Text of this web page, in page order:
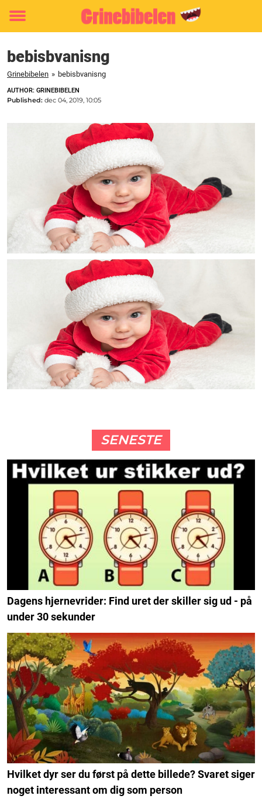
Toggle
bebisbvanisng
Grinebibelen » bebisbvanisng
AUTHOR: GRINEBIBELEN
Published: dec 04, 2019, 10:05
SENESTE
Dagens hjernevrider: Find uret der skiller sig ud - på
under 30 sekunder
Hvilket dyr ser du først på dette billede? Svaret siger
noget interessant om dig som person